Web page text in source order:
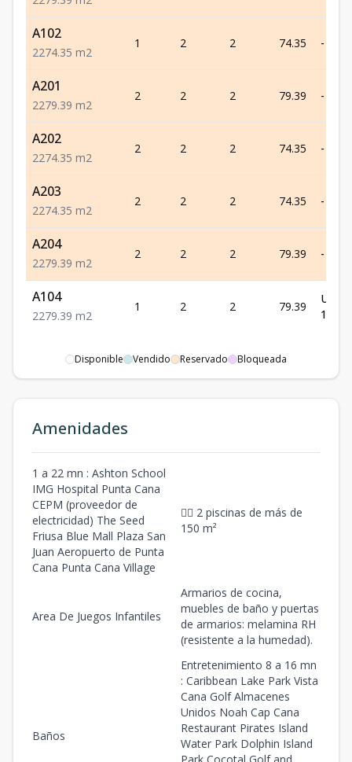
A102
2274.35 m2
1 2 2 74.35 -
A201
2279.39 m2
2 2 2 79.39 -
A202
2274.35 m2
2 2 2 74.35 -
A203
2274.35 m2
2 2 2 74.35 -
A204
2279.39 m2
2 2 2 79.39 -
A104
2279.39 m2
1 2 2 79.39
US$
Disponible Vendido Reservado Bloqueada
Amenidades
1 a 22 mn : Ashton School
IMG Hospital Punta Cana
CEPM (proveedor de
electricidad) The Seed
Friusa Blue Mall Plaza San
Juan Aeropuerto de Punta
Cana Punta Cana Village
🏊‍♂️ 2 piscinas de más de
150 m²
Area De Juegos Infantiles
Armarios de cocina,
muebles de baño y puertas
de armarios: melamina RH
(resistente a la humedad).
Baños
Entretenimiento 8 a 16 mn
: Caribbean Lake Park Vista
Cana Golf Almacenes
Unidos Noah Cap Cana
Restaurant Pirates Island
Water Park Dolphin Island